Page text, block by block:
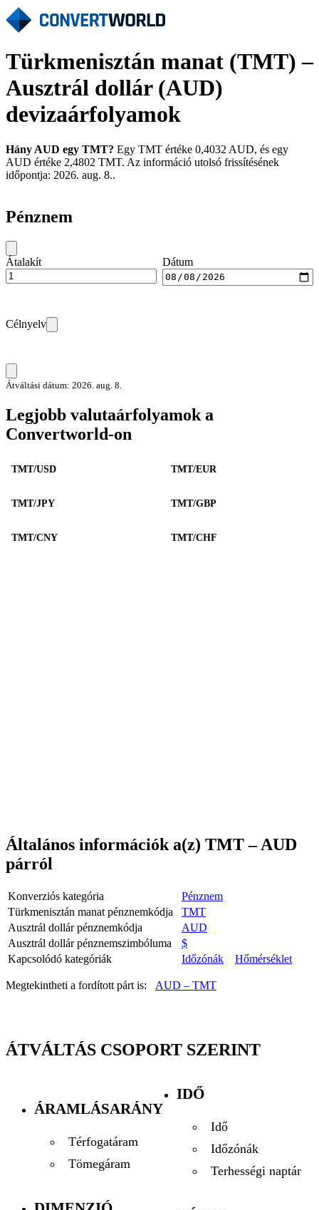
Türkmenisztán manat (TMT) –
Ausztrál dollár (AUD)
devizaárfolyamok
Hány AUD egy TMT? Egy TMT értéke 0,4032 AUD, és egy
AUD értéke 2,4802 TMT. Az információ utolsó frissítésének
időpontja: 2026. aug. 8..
Pénznem
Átalakít Dátum
Célnyelv
Átváltási dátum: 2026. aug. 8.
Legjobb valutaárfolyamok a
Convertworld-on
TMT/USD TMT/EUR
TMT/JPY TMT/GBP
TMT/CNY TMT/CHF
Általános információk a(z) TMT – AUD
párról
Konverziós kategória
Pénznem
Türkmenisztán manat pénznemkódja
TMT
Ausztrál dollár pénznemkódja
AUD
Ausztrál dollár pénznemszimbóluma
$
Kapcsolódó kategóriák
Időzónák Hőmérséklet
Megtekintheti a fordított párt is: AUD – TMT
ÁTVÁLTÁS CSOPORT SZERINT
ÁRAMLÁSARÁNY
Térfogatáram
Tömegáram
IDŐ
Idő
Időzónák
Terhességi naptár